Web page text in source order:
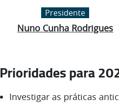
Presidente
Nuno Cunha Rodrigues
Prioridades para
Investigar as práticas